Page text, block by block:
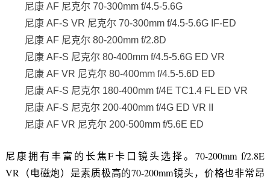
尼康 AF 尼克尔 70-300mm f/4.5-5.6G
尼康 AF-S VR 尼克尔 70-300mm f/4.5-5.6G IF-ED
尼康 AF 尼克尔 80-200mm f/2.8D
尼康 AF-S 尼克尔 80-400mm f/4.5-5.6G ED VR
尼康 AF VR 尼克尔 80-400mm f/4.5-5.6D ED
尼康 AF-S 尼克尔 180-400mm f/4E TC1.4 FL ED VR
尼康 AF-S 尼克尔 200-400mm f/4G ED VR II
尼康 AF VR 尼克尔 200-500mm f/5.6E ED
尼康拥有丰富的长焦F卡口镜头选择。70-200mm f/2.8E
VR（电磁炮）是素质极高的70-200mm镜头，价格也非常昂